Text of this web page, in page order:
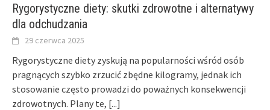
Rygorystyczne diety: skutki zdrowotne i alternatywy
dla odchudzania
29 czerwca 2025
Rygorystyczne diety zyskują na popularności wśród osób
pragnących szybko zrzucić zbędne kilogramy, jednak ich
stosowanie często prowadzi do poważnych konsekwencji
zdrowotnych. Plany te, [...]